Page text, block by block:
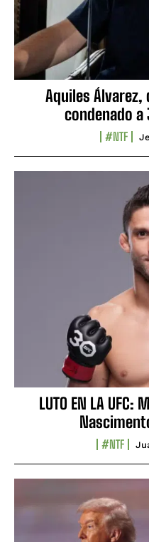
Aquiles Álvarez,
condenado
#NTF
LUTO EN LA
#NTF